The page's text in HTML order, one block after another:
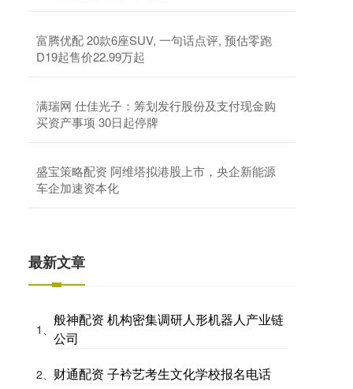
富腾优配 20款6座SUV, 一句话点评, 预估零跑
D19起售价22.99万起
满瑞网 仕佳光子：筹划发行股份及支付现金购
买资产事项 30日起停牌
盛宝策略配资 阿维塔拟港股上市，央企新能源
车企加速资本化
最新文章
1、
般神配资 机构密集调研人形机器人产业链
公司
2、 财通配资 子衿艺考生文化学校报名电话